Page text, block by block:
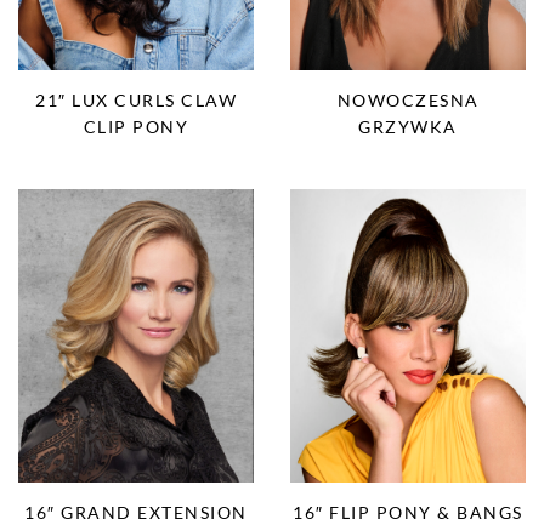
21″ LUX CURLS CLAW
CLIP PONY
NOWOCZESNA
GRZYWKA
16″ GRAND EXTENSION 16″ FLIP PONY & BANGS